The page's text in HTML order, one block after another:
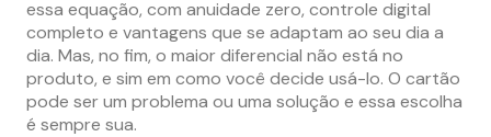
essa equação, com anuidade zero, controle digital
completo e vantagens que se adaptam ao seu dia a
dia. Mas, no fim, o maior diferencial não está no
produto, e sim em como você decide usá-lo. O cartão
pode ser um problema ou uma solução e essa escolha
é sempre sua.